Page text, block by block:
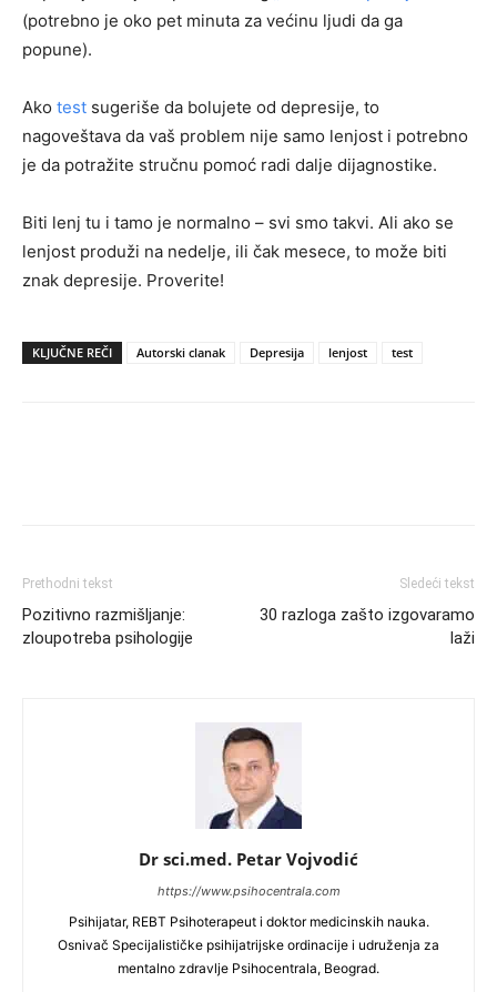
(potrebno je oko pet minuta za većinu ljudi da ga
popune).
Ako test sugeriše da bolujete od depresije, to
nagoveštava da vaš problem nije samo lenjost i potrebno
je da potražite stručnu pomoć radi dalje dijagnostike.
Biti lenj tu i tamo je normalno – svi smo takvi. Ali ako se
lenjost produži na nedelje, ili čak mesece, to može biti
znak depresije. Proverite!
KLJUČNE REČI Autorski clanak Depresija lenjost test
Prethodni tekst
Pozitivno razmišljanje:
zloupotreba psihologije
Sledeći tekst
30 razloga zašto izgovaramo
laži
Dr sci.med. Petar Vojvodić
https://www.psihocentrala.com
Psihijatar, REBT Psihoterapeut i doktor medicinskih nauka.
Osnivač Specijalističke psihijatrijske ordinacije i udruženja za
mentalno zdravlje Psihocentrala, Beograd.